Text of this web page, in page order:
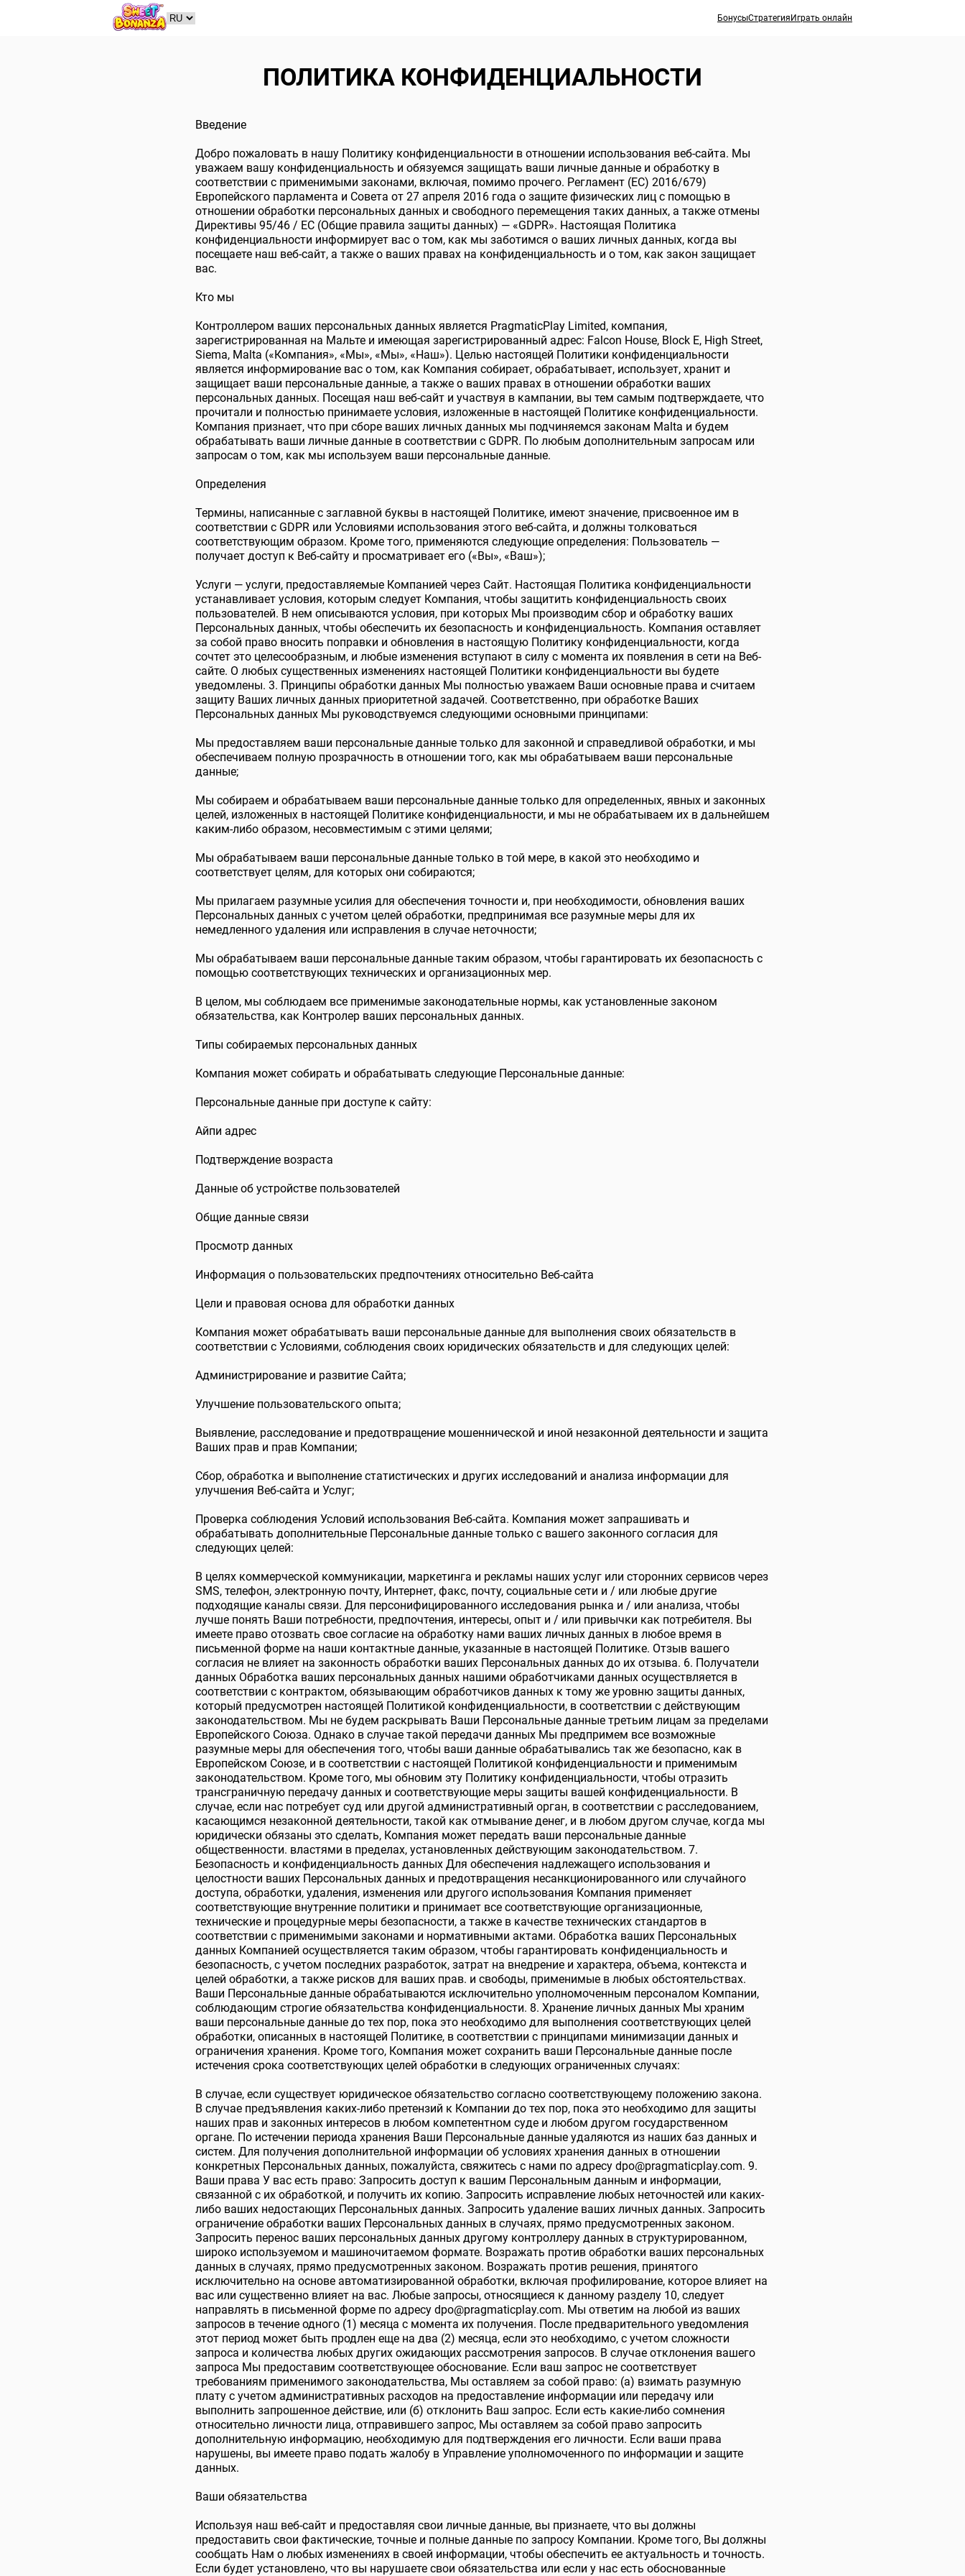
БонусыСтратегия Играть онлайн
ПОЛИТИКА КОНФИДЕНЦИАЛЬНОСТИ
Введение
Добро пожаловать в нашу Политику конфиденциальности в отношении использования веб-сайта. Мы
уважаем вашу конфиденциальность и обязуемся защищать ваши личные данные и обработку в
соответствии с применимыми законами, включая, помимо прочего. Регламент (ЕС) 2016/679)
Европейского парламента и Совета от 27 апреля 2016 года о защите физических лиц с помощью в
отношении обработки персональных данных и свободного перемещения таких данных, а также отмены
Директивы 95/46 / EC (Общие правила защиты данных) — «GDPR». Настоящая Политика
конфиденциальности информирует вас о том, как мы заботимся о ваших личных данных, когда вы
посещаете наш веб-сайт, а также о ваших правах на конфиденциальность и о том, как закон защищает
вас.
Кто мы
Контроллером ваших персональных данных является PragmaticPlay Limited, компания,
зарегистрированная на Мальте и имеющая зарегистрированный адрес: Falcon House, Block E, High Street,
Siema, Malta («Компания», «Мы», «Мы», «Наш»). Целью настоящей Политики конфиденциальности
является информирование вас о том, как Компания собирает, обрабатывает, использует, хранит и
защищает ваши персональные данные, а также о ваших правах в отношении обработки ваших
персональных данных. Посещая наш веб-сайт и участвуя в кампании, вы тем самым подтверждаете, что
прочитали и полностью принимаете условия, изложенные в настоящей Политике конфиденциальности.
Компания признает, что при сборе ваших личных данных мы подчиняемся законам Malta и будем
обрабатывать ваши личные данные в соответствии с GDPR. По любым дополнительным запросам или
запросам о том, как мы используем ваши персональные данные.
Определения
Термины, написанные с заглавной буквы в настоящей Политике, имеют значение, присвоенное им в
соответствии с GDPR или Условиями использования этого веб-сайта, и должны толковаться
соответствующим образом. Кроме того, применяются следующие определения: Пользователь —
получает доступ к Веб-сайту и просматривает его («Вы», «Ваш»);
Услуги — услуги, предоставляемые Компанией через Сайт. Настоящая Политика конфиденциальности
устанавливает условия, которым следует Компания, чтобы защитить конфиденциальность своих
пользователей. В нем описываются условия, при которых Мы производим сбор и обработку ваших
Персональных данных, чтобы обеспечить их безопасность и конфиденциальность. Компания оставляет
за собой право вносить поправки и обновления в настоящую Политику конфиденциальности, когда
сочтет это целесообразным, и любые изменения вступают в силу с момента их появления в сети на Веб-
сайте. О любых существенных изменениях настоящей Политики конфиденциальности вы будете
уведомлены. 3. Принципы обработки данных Мы полностью уважаем Ваши основные права и считаем
защиту Ваших личных данных приоритетной задачей. Соответственно, при обработке Ваших
Персональных данных Мы руководствуемся следующими основными принципами:
Мы предоставляем ваши персональные данные только для законной и справедливой обработки, и мы
обеспечиваем полную прозрачность в отношении того, как мы обрабатываем ваши персональные
данные;
Мы собираем и обрабатываем ваши персональные данные только для определенных, явных и законных
целей, изложенных в настоящей Политике конфиденциальности, и мы не обрабатываем их в дальнейшем
каким-либо образом, несовместимым с этими целями;
Мы обрабатываем ваши персональные данные только в той мере, в какой это необходимо и
соответствует целям, для которых они собираются;
Мы прилагаем разумные усилия для обеспечения точности и, при необходимости, обновления ваших
Персональных данных с учетом целей обработки, предпринимая все разумные меры для их
немедленного удаления или исправления в случае неточности;
Мы обрабатываем ваши персональные данные таким образом, чтобы гарантировать их безопасность с
помощью соответствующих технических и организационных мер.
В целом, мы соблюдаем все применимые законодательные нормы, как установленные законом
обязательства, как Контролер ваших персональных данных.
Типы собираемых персональных данных
Компания может собирать и обрабатывать следующие Персональные данные:
Персональные данные при доступе к сайту:
Айпи адрес
Подтверждение возраста
Данные об устройстве пользователей
Общие данные связи
Просмотр данных
Информация о пользовательских предпочтениях относительно Веб-сайта
Цели и правовая основа для обработки данных
Компания может обрабатывать ваши персональные данные для выполнения своих обязательств в
соответствии с Условиями, соблюдения своих юридических обязательств и для следующих целей:
Администрирование и развитие Сайта;
Улучшение пользовательского опыта;
Выявление, расследование и предотвращение мошеннической и иной незаконной деятельности и защита
Ваших прав и прав Компании;
Сбор, обработка и выполнение статистических и других исследований и анализа информации для
улучшения Веб-сайта и Услуг;
Проверка соблюдения Условий использования Веб-сайта. Компания может запрашивать и
обрабатывать дополнительные Персональные данные только с вашего законного согласия для
следующих целей:
В целях коммерческой коммуникации, маркетинга и рекламы наших услуг или сторонних сервисов через
SMS, телефон, электронную почту, Интернет, факс, почту, социальные сети и / или любые другие
подходящие каналы связи. Для персонифицированного исследования рынка и / или анализа, чтобы
лучше понять Ваши потребности, предпочтения, интересы, опыт и / или привычки как потребителя. Вы
имеете право отозвать свое согласие на обработку нами ваших личных данных в любое время в
письменной форме на наши контактные данные, указанные в настоящей Политике. Отзыв вашего
согласия не влияет на законность обработки ваших Персональных данных до их отзыва. 6. Получатели
данных Обработка ваших персональных данных нашими обработчиками данных осуществляется в
соответствии с контрактом, обязывающим обработчиков данных к тому же уровню защиты данных,
который предусмотрен настоящей Политикой конфиденциальности, в соответствии с действующим
законодательством. Мы не будем раскрывать Ваши Персональные данные третьим лицам за пределами
Европейского Союза. Однако в случае такой передачи данных Мы предпримем все возможные
разумные меры для обеспечения того, чтобы ваши данные обрабатывались так же безопасно, как в
Европейском Союзе, и в соответствии с настоящей Политикой конфиденциальности и применимым
законодательством. Кроме того, мы обновим эту Политику конфиденциальности, чтобы отразить
трансграничную передачу данных и соответствующие меры защиты вашей конфиденциальности. В
случае, если нас потребует суд или другой административный орган, в соответствии с расследованием,
касающимся незаконной деятельности, такой как отмывание денег, и в любом другом случае, когда мы
юридически обязаны это сделать, Компания может передать ваши персональные данные
общественности. властями в пределах, установленных действующим законодательством. 7.
Безопасность и конфиденциальность данных Для обеспечения надлежащего использования и
целостности ваших Персональных данных и предотвращения несанкционированного или случайного
доступа, обработки, удаления, изменения или другого использования Компания применяет
соответствующие внутренние политики и принимает все соответствующие организационные,
технические и процедурные меры безопасности, а также в качестве технических стандартов в
соответствии с применимыми законами и нормативными актами. Обработка ваших Персональных
данных Компанией осуществляется таким образом, чтобы гарантировать конфиденциальность и
безопасность, с учетом последних разработок, затрат на внедрение и характера, объема, контекста и
целей обработки, а также рисков для ваших прав. и свободы, применимые в любых обстоятельствах.
Ваши Персональные данные обрабатываются исключительно уполномоченным персоналом Компании,
соблюдающим строгие обязательства конфиденциальности. 8. Хранение личных данных Мы храним
ваши персональные данные до тех пор, пока это необходимо для выполнения соответствующих целей
обработки, описанных в настоящей Политике, в соответствии с принципами минимизации данных и
ограничения хранения. Кроме того, Компания может сохранить ваши Персональные данные после
истечения срока соответствующих целей обработки в следующих ограниченных случаях:
В случае, если существует юридическое обязательство согласно соответствующему положению закона.
В случае предъявления каких-либо претензий к Компании до тех пор, пока это необходимо для защиты
наших прав и законных интересов в любом компетентном суде и любом другом государственном
органе. По истечении периода хранения Ваши Персональные данные удаляются из наших баз данных и
систем. Для получения дополнительной информации об условиях хранения данных в отношении
конкретных Персональных данных, пожалуйста, свяжитесь с нами по адресу dpo@pragmaticplay.com. 9.
Ваши права У вас есть право: Запросить доступ к вашим Персональным данным и информации,
связанной с их обработкой, и получить их копию. Запросить исправление любых неточностей или каких-
либо ваших недостающих Персональных данных. Запросить удаление ваших личных данных. Запросить
ограничение обработки ваших Персональных данных в случаях, прямо предусмотренных законом.
Запросить перенос ваших персональных данных другому контроллеру данных в структурированном,
широко используемом и машиночитаемом формате. Возражать против обработки ваших персональных
данных в случаях, прямо предусмотренных законом. Возражать против решения, принятого
исключительно на основе автоматизированной обработки, включая профилирование, которое влияет на
вас или существенно влияет на вас. Любые запросы, относящиеся к данному разделу 10, следует
направлять в письменной форме по адресу dpo@pragmaticplay.com. Мы ответим на любой из ваших
запросов в течение одного (1) месяца с момента их получения. После предварительного уведомления
этот период может быть продлен еще на два (2) месяца, если это необходимо, с учетом сложности
запроса и количества любых других ожидающих рассмотрения запросов. В случае отклонения вашего
запроса Мы предоставим соответствующее обоснование. Если ваш запрос не соответствует
требованиям применимого законодательства, Мы оставляем за собой право: (а) взимать разумную
плату с учетом административных расходов на предоставление информации или передачу или
выполнить запрошенное действие, или (б) отклонить Ваш запрос. Если есть какие-либо сомнения
относительно личности лица, отправившего запрос, Мы оставляем за собой право запросить
дополнительную информацию, необходимую для подтверждения его личности. Если ваши права
нарушены, вы имеете право подать жалобу в Управление уполномоченного по информации и защите
данных.
Ваши обязательства
Используя наш веб-сайт и предоставляя свои личные данные, вы признаете, что вы должны
предоставить свои фактические, точные и полные данные по запросу Компании. Кроме того, Вы должны
сообщать Нам о любых изменениях в своей информации, чтобы обеспечить ее актуальность и точность.
Если будет установлено, что вы нарушаете свои обязательства или если у нас есть обоснованные